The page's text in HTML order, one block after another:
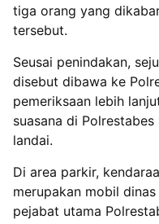
tiga orang yang
tersebut.
Seusai penindakan,
disebut dibawa ke
pemeriksaan lebih
suasana di
landai.
Di area parkir,
merupakan mobil
pejabat utama